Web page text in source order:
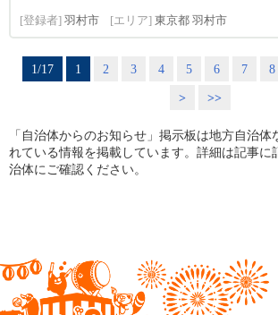
[登録者] 羽村市 [エリア] 東京都 羽村市
1/17 1 2 3 4 5 6 7 8
>
>>
「自治体からのお知らせ」掲示板は地方自治体
れている情報を掲載しています。詳細は記事に
治体にご確認ください。